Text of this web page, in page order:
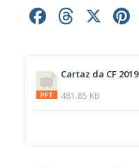
X
Cartaz da CF
481.85 KB